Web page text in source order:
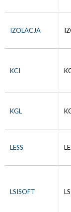
IZOLACJA
KCI
KGL
LESS
LSISOFT